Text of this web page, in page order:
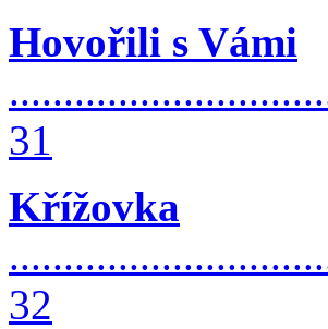
Hovořili s Vámi
31
Křížovka
32